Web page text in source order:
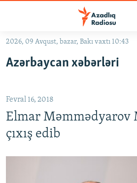
Əsas
qayıt
qayıt
Axtarışa
QANUNI DOĞRU
2026, 09 Avqust, bazar, Bakı vaxtı 10:43
Azərbaycan xəbərləri
Fevral 16, 2018
Elmar Məmmədyarov
çıxış edib